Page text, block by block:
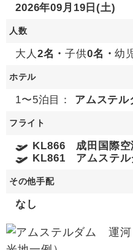
2026年09月19日(土)
人数
大人 2名・子供0名・幼
ホテル
1〜5泊目： アムステル
フライト
KL866 成田国際
KL861 アムステ
その他手配
なし